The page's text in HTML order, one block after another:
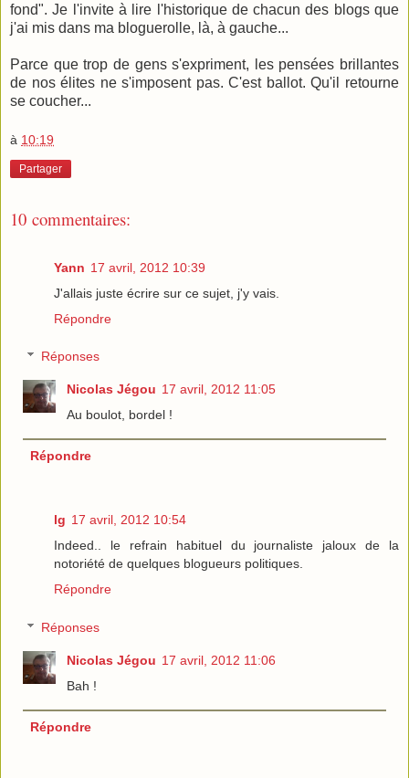
fond". Je l'invite à lire l'historique de chacun des blogs que
j'ai mis dans ma bloguerolle, là, à gauche...
Parce que trop de gens s'expriment, les pensées brillantes
de nos élites ne s'imposent pas. C'est ballot. Qu'il retourne
se coucher...
à 10:19
Partager
10 commentaires:
Yann 17 avril, 2012 10:39
J'allais juste écrire sur ce sujet, j'y vais.
Répondre
Réponses
Nicolas Jégou 17 avril, 2012 11:05
Au boulot, bordel !
Répondre
lg 17 avril, 2012 10:54
Indeed.. le refrain habituel du journaliste jaloux de la
notoriété de quelques blogueurs politiques.
Répondre
Réponses
Nicolas Jégou 17 avril, 2012 11:06
Bah !
Répondre